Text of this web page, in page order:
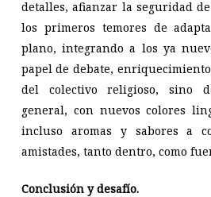
detalles, afianzar la seguridad
los primeros temores de
plano, integrando a los ya
papel de debate,
del colectivo religioso,
general, con nuevos colores
incluso aromas y sabores a
amistades, tanto dentro, como
Conclusión y desafío.